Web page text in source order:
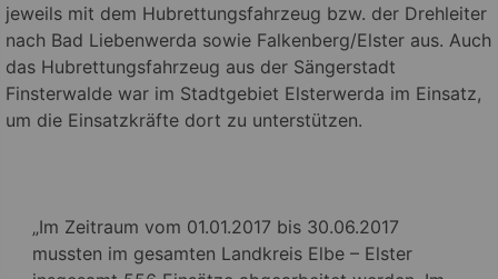
jeweils mit dem Hubrettungsfahrzeug bzw. der Drehleiter
nach Bad Liebenwerda sowie Falkenberg/Elster aus. Auch
das Hubrettungsfahrzeug aus der Sängerstadt
Finsterwalde war im Stadtgebiet Elsterwerda im Einsatz,
um die Einsatzkräfte dort zu unterstützen.
„Im Zeitraum vom 01.01.2017 bis 30.06.2017
mussten im gesamten Landkreis Elbe – Elster